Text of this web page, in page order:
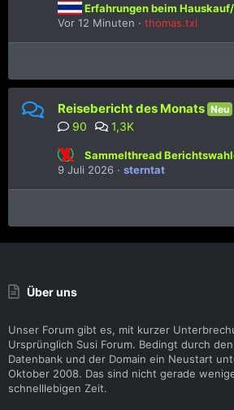
Erfahrungen beim Hauskauf/
Vor 12 Minuten
thomas.txl
Reisebericht des Monats Neu
90 1,3K
Sammelthread
9 Juli 2026
sterntat
Über uns
Unser Forum gibt es, mit kurzer
Ursprünglich Susi Forum. Bedingt durch
Datenbank und der Domain ein Neustart
Oktober 2008. Das sind nicht gerade
schnelllebigen Zeit.